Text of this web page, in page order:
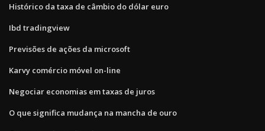
Histórico da taxa de câmbio do dólar euro
Ibd tradingview
Previsões de ações da microsoft
Karvy comércio móvel on-line
Negociar economias em taxas de juros
O que significa mudança na mancha de ouro